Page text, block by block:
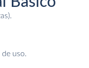
de uso.